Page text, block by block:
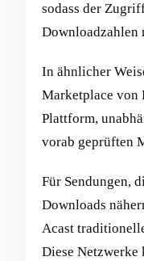
sodass der
Downloadzahlen
In ähnlicher
Marketplace von
Plattform,
vorab geprüften
Für Sendungen,
Downloads
Acast
Diese Netzwerke